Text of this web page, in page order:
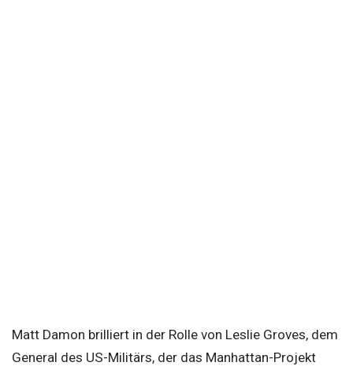
Matt Damon brilliert in der Rolle von Leslie Groves, dem
General des US-Militärs, der das Manhattan-Projekt